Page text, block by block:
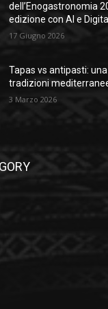
dell’Enogastronomia
edizione con AI e
17 Giugno 2026
Tapas vs antipasti:
tradizioni
3 Marzo 2026